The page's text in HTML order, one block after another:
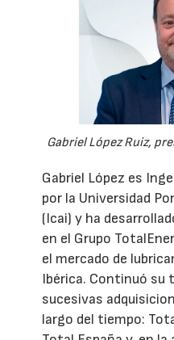
Gabriel López Ruiz,
Gabriel López es
por la Universidad
(Icai) y ha
en el Grupo
el mercado de
Ibérica. Continuó su
sucesivas
largo del tiempo: